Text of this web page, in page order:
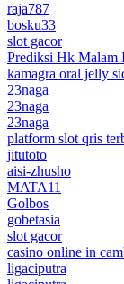
raja787
bosku33
slot gacor
Prediksi Hk Malam
kamagra oral jelly
23naga
23naga
23naga
platform slot qris
jitutoto
aisi-zhusho
MATA11
Golbos
gobetasia
slot gacor
casino online in
ligaciputra